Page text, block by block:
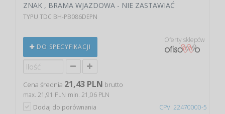
CPV: 22470000-5
ZNAK , BRAMA WJAZDOWA - NIE ZASTAWIAĆ
TYPU TDC BH-PB086DEPN
DO SPECYFIKACJI
Oferty sklepów
Cena średnia 21,43 PLN brutto
max. 21,91 PLN min. 21,06 PLN
Dodaj do porównania